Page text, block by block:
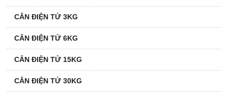
CÂN ĐIỆN TỬ 3KG
CÂN ĐIỆN TỬ 6KG
CÂN ĐIỆN TỬ 15KG
CÂN ĐIỆN TỬ 30KG